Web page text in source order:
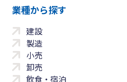
業種から探す
建設
製造
小売
卸売
飲食・宿泊